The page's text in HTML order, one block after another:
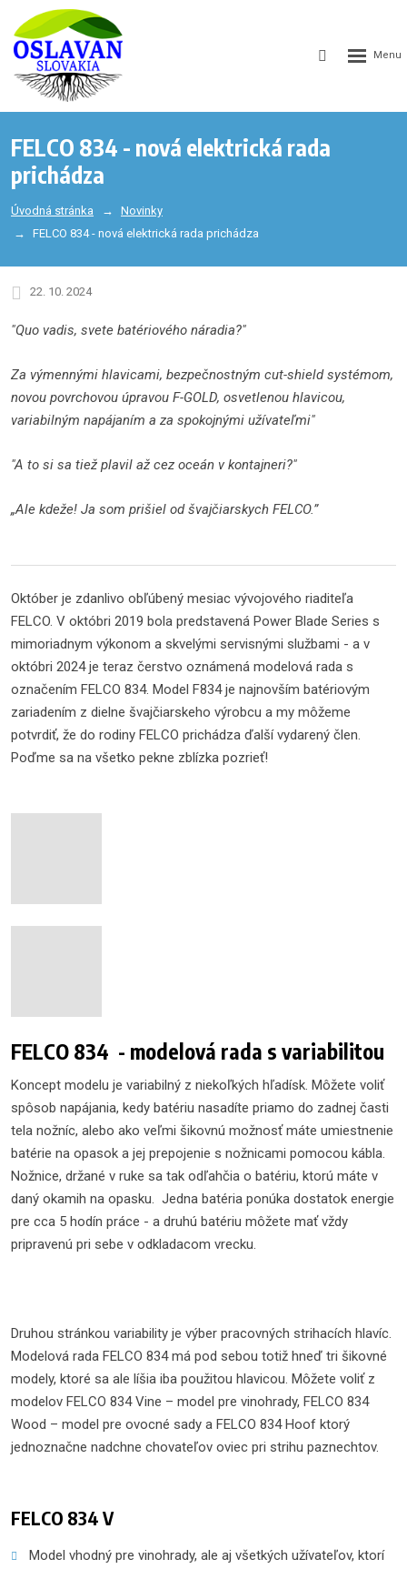
FELCO 834 - nová elektrická rada
prichádza
Úvodná stránka
Novinky
FELCO 834 - nová elektrická rada prichádza
22. 10. 2024
"Quo vadis, svete batériového náradia?"
Za výmennými hlavicami, bezpečnostným cut-shield systémom,
novou povrchovou úpravou F-GOLD, osvetlenou hlavicou,
variabilným napájaním a za spokojnými užívateľmi"
"A to si sa tiež plavil až cez oceán v kontajneri?"
„Ale kdeže! Ja som prišiel od švajčiarskych FELCO.”
Október je zdanlivo obľúbený mesiac vývojového riaditeľa
FELCO. V októbri 2019 bola predstavená Power Blade Series s
mimoriadnym výkonom a skvelými servisnými službami - a v
októbri 2024 je teraz čerstvo oznámená modelová rada s
označením FELCO 834. Model F834 je najnovším batériovým
zariadením z dielne švajčiarskeho výrobcu a my môžeme
potvrdiť, že do rodiny FELCO prichádza ďalší vydarený člen.
Poďme sa na všetko pekne zblízka pozrieť!
FELCO 834 - modelová rada s variabilitou
Koncept modelu je variabilný z niekoľkých hľadísk. Môžete voliť
spôsob napájania, kedy batériu nasadíte priamo do zadnej časti
tela nožníc, alebo ako veľmi šikovnú možnosť máte umiestnenie
batérie na opasok a jej prepojenie s nožnicami pomocou kábla.
Nožnice, držané v ruke sa tak odľahčia o batériu, ktorú máte v
daný okamih na opasku. Jedna batéria ponúka dostatok energie
pre cca 5 hodín práce - a druhú batériu môžete mať vždy
pripravenú pri sebe v odkladacom vrecku.
Druhou stránkou variability je výber pracovných strihacích hlavíc.
Modelová rada FELCO 834 má pod sebou totiž hneď tri šikovné
modely, ktoré sa ale líšia iba použitou hlavicou. Môžete voliť z
modelov FELCO 834 Vine – model pre vinohrady, FELCO 834
Wood – model pre ovocné sady a FELCO 834 Hoof ktorý
jednoznačne nadchne chovateľov oviec pri strihu paznechtov.
FELCO 834 V
Model vhodný pre vinohrady, ale aj všetkých užívateľov, ktorí